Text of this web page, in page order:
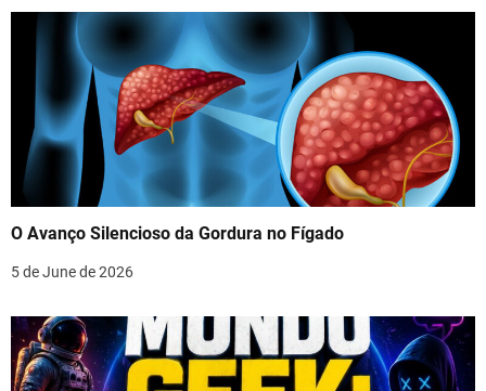
O Avanço Silencioso da Gordura no Fígado
5 de June de 2026